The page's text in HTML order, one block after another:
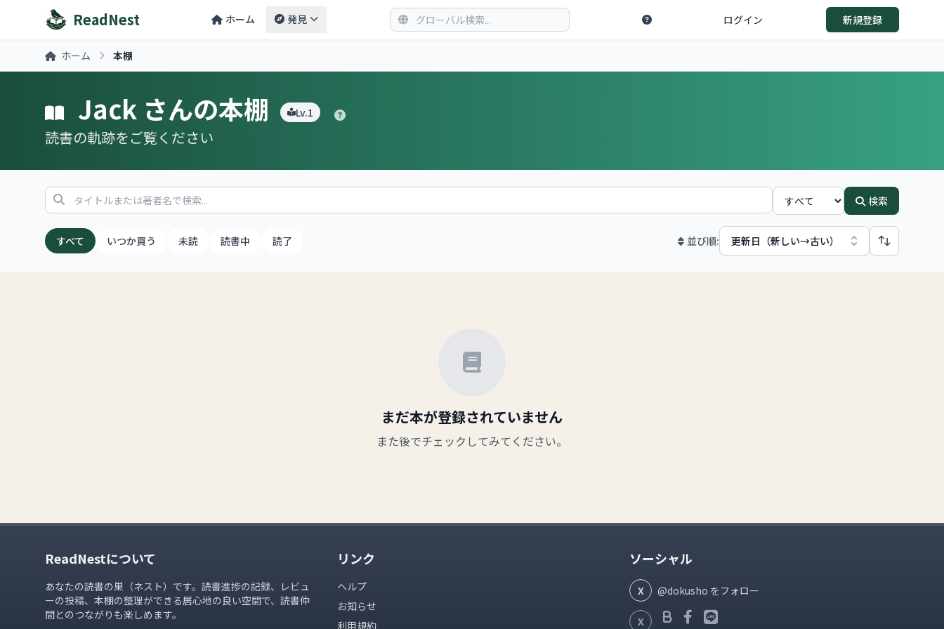
ReadNest ホーム 発見 ログイン 新規登録
ホーム 本棚
Jack さんの本棚 Lv.1
読書の軌跡をご覧ください
検索
すべて いつか買う 未読 読書中 読了 並び順:
まだ本が登録されていません
また後でチェックしてみてください。
ReadNestについて
あなたの読書の巣（ネスト）です。読書進捗の記録、レビュ
ーの投稿、本棚の整理ができる居心地の良い空間で、読書仲
間とのつながりも楽しめます。
リンク
ヘルプ
お知らせ
利用規約
ソーシャル
X @dokusho をフォロー
X